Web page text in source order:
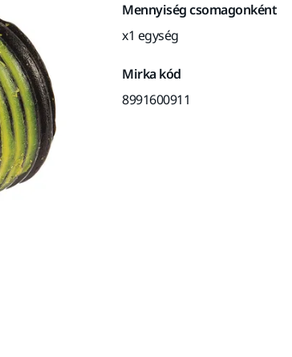
Mennyiség csomagonként
x1 egység
Mirka kód
8991600911